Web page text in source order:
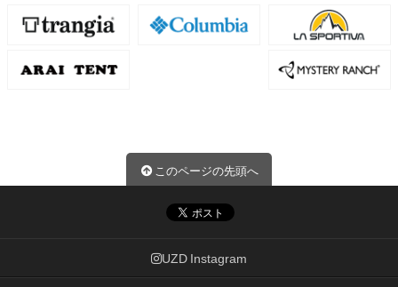
このページの先頭へ
UZD Instagram